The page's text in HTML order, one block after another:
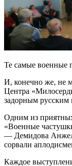
Те самые военные
И, конечно же, не
Центра
задорным русским
Одним из
«Военные
— Демидова
сорвали
Каждое